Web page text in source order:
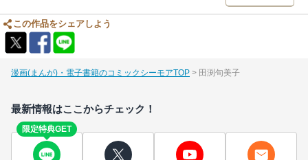
この作品をシェアしよう
漫画(まんが)・電子書籍のコミックシーモアTOP 田渕句美子
最新情報はここからチェック！
限定特典GET